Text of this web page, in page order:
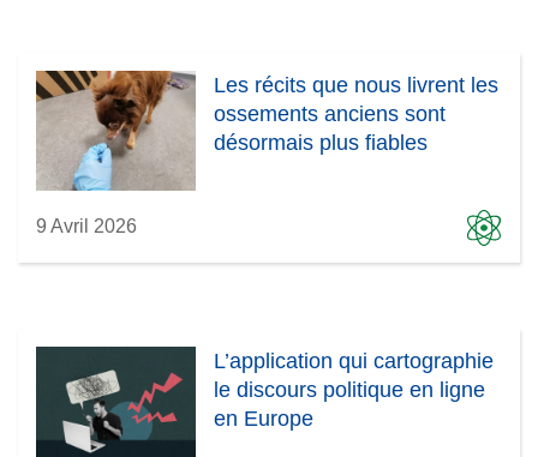
Les récits que nous livrent les
ossements anciens sont
désormais plus fiables
9 Avril 2026
L’application qui cartographie
le discours politique en ligne
en Europe